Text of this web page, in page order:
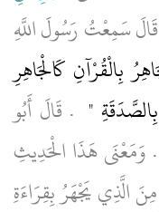
سَمِعْتُ رَسُولَ اللَّهِ
بِالْقُرْآنِ كَالْجَاهِرِ
‏" ‏ ‏.‏ قَالَ أَبُو
هَذَا الْحَدِيثِ
الَّذِي يَجْهَرُ بِقِرَاءَةِ